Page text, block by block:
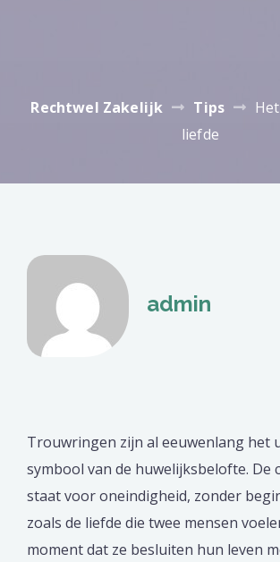
Rechtwel Zakelijk Tips
liefde
admin
Trouwringen zijn al eeuwenlang het
symbool van de huwelijksbelofte. De
staat voor oneindigheid, zonder
zoals de liefde die twee mensen
moment dat ze besluiten hun leven